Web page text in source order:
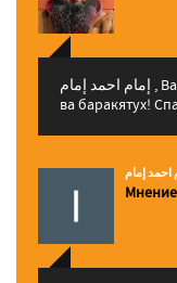
إمام احمد إمام , Ва алейкум ассалам ва рахматуЛлахи
ва баракятух!
احمد إمام
Мнение